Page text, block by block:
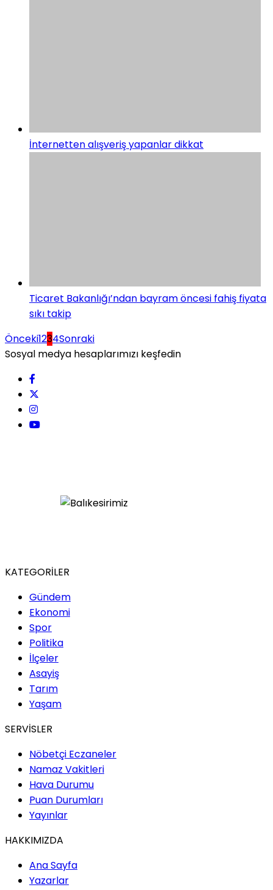
İnternetten alışveriş yapanlar dikkat
Ticaret Bakanlığı’ndan bayram öncesi fahiş fiyata
sıkı takip
Önceki1234Sonraki
Sosyal medya hesaplarımızı keşfedin
KATEGORİLER
Gündem
Ekonomi
Spor
Politika
İlçeler
Asayiş
Tarım
Yaşam
SERVİSLER
Nöbetçi Eczaneler
Namaz Vakitleri
Hava Durumu
Puan Durumları
Yayınlar
HAKKIMIZDA
Ana Sayfa
Yazarlar